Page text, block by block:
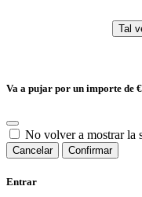
Va a pujar por un importe de €
No volver a mostrar la
Cancelar Confirmar
Entrar